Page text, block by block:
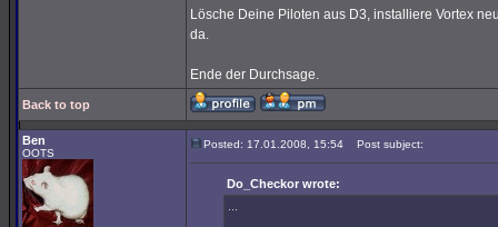
Lösche Deine Piloten aus D3, installiere Vortex
da.
Ende der Durchsage.
Back to top
Ben
OOTS
Posted: 17.01.2008, 15:54 Post subject:
Do_Checkor wrote: